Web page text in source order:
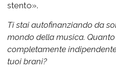
stento».
Ti stai autofinanziando da
mondo della musica.
completamente
tuoi brani?